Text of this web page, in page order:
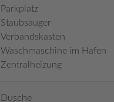
Parkplatz
Staubsauger
Verbandskasten
Waschmaschine im Hafen
Zentralheizung
Dusche